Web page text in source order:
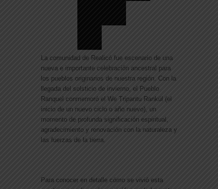
La comunidad de Realicó fue escenario de una
nueva e importante celebración ancestral para
los pueblos originarios de nuestra región. Con la
llegada del solsticio de invierno, el Pueblo
Ranquel conmemoró el We Tripantu Rankül (el
inicio de un nuevo ciclo o año nuevo), un
momento de profunda significación espiritual,
agradecimiento y renovación con la naturaleza y
las fuerzas de la tierra.
Para conocer en detalle cómo se vivió esta